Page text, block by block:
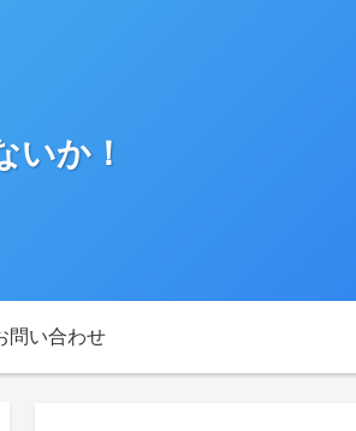
いか！
問い合わせ